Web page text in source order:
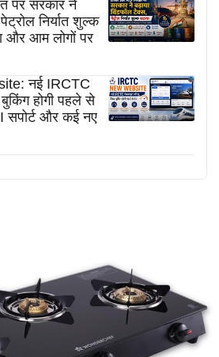
पर सरकार ने
निर्यात शुल्क
और आम लोगों पर
नई IRCTC
होगी पहले से
सपोर्ट और कई नए